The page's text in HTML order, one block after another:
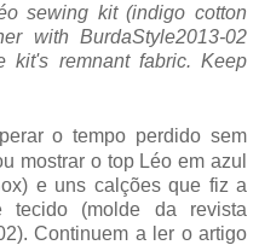
sewing kit (indigo cotton
with BurdaStyle2013-02
kit's remnant fabric. Keep
o tempo perdido sem
mostrar o top Léo em azul
e uns calções que fiz a
tecido (molde da revista
Continuem a ler o artigo